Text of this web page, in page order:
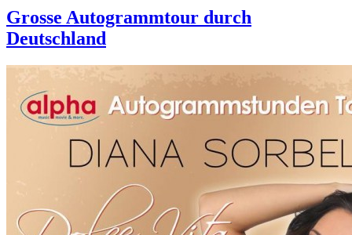
Grosse Autogrammtour durch
Deutschland